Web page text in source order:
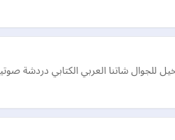
شاتنا العربي الكتابي دردشة